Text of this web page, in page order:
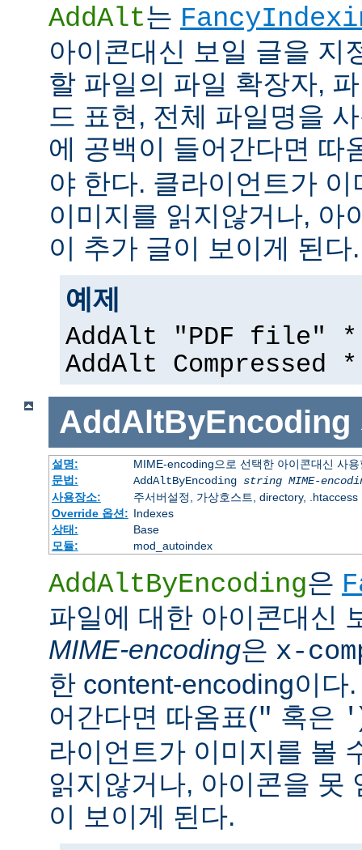
AddAlt는
아이콘대신 보일 글을 지
할 파일의 파일 확장자,
드 표현, 전체 파일명을
에 공백이 들어간다면 따
야 한다. 클라이언트가
이미지를 읽지않거나, 아
이 추가 글이 보이게 된다.
예제
AddAlt "PDF file"
AddAlt
AddAltByEncoding
설명:
MIME-encoding으로 선택한 아이콘대신 사
문법:
AddAltByEncoding string MIME-
사용장소:
주서버설정, 가상호스트, directory, .htaccess
Override 옵션: Indexes
상태:
Base
모듈:
mod_autoindex
AddAltByEncoding은
파일에 대한 아이콘대신
MIME-encoding은 x-
한 content-encoding이다
어간다면 따옴표(" 혹은 '
라이언트가 이미지를 볼
읽지않거나, 아이콘을 못
이 보이게 된다.